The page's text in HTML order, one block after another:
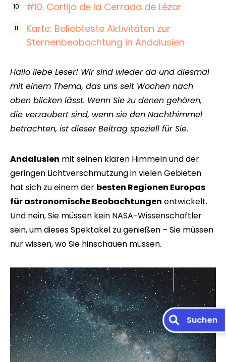
#10. Cortijo de la Cerrada de Lézar
Karte: Beliebteste Aktivitäten zur
Sternenbeobachtung in Andalusien
Hallo liebe Leser! Wir sind wieder da und diesmal
mit einem Thema, das uns seit Wochen nach
oben blicken lässt. Wenn Sie zu denen gehören,
die verzaubert sind, wenn sie den Nachthimmel
betrachten, ist dieser Beitrag speziell für Sie.
Andalusien mit seinen klaren Himmeln und der
geringen Lichtverschmutzung in vielen Gebieten
hat sich zu einem der besten Regionen Europas
für astronomische Beobachtungen entwickelt.
Und nein, Sie müssen kein NASA-Wissenschaftler
sein, um dieses Spektakel zu genießen – Sie müssen
nur wissen, wo Sie hinschauen müssen.